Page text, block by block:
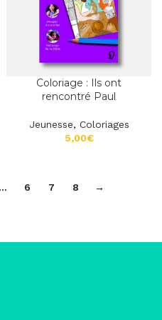
Coloriage : Ils ont
rencontré Paul
Jeunesse, Coloriages
€
… 6 7 8 →